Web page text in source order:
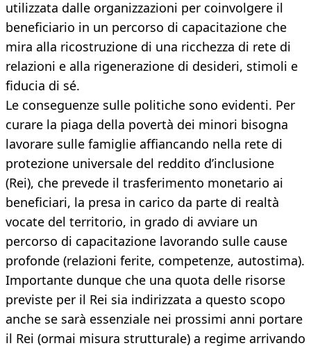
utilizzata dalle organizzazioni per coinvolgere il
beneficiario in un percorso di capacitazione che
mira alla ricostruzione di una ricchezza di rete di
relazioni e alla rigenerazione di desideri, stimoli e
fiducia di sé.
Le conseguenze sulle politiche sono evidenti. Per
curare la piaga della povertà dei minori bisogna
lavorare sulle famiglie affiancando nella rete di
protezione universale del reddito d’inclusione
(Rei), che prevede il trasferimento monetario ai
beneficiari, la presa in carico da parte di realtà
vocate del territorio, in grado di avviare un
percorso di capacitazione lavorando sulle cause
profonde (relazioni ferite, competenze, autostima).
Importante dunque che una quota delle risorse
previste per il Rei sia indirizzata a questo scopo
anche se sarà essenziale nei prossimi anni portare
il Rei (ormai misura strutturale) a regime arrivando